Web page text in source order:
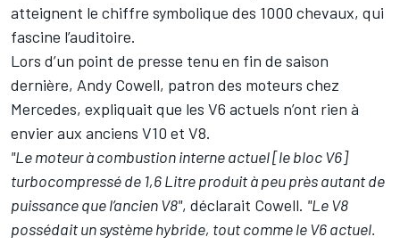
atteignent le chiffre symbolique des 1000 chevaux, qui
fascine l’auditoire.
Lors d’un point de presse tenu en fin de saison
dernière, Andy Cowell, patron des moteurs chez
Mercedes, expliquait que les V6 actuels n’ont rien à
envier aux anciens V10 et V8.
"Le moteur à combustion interne actuel [le bloc V6]
turbocompressé de 1,6 Litre produit à peu près autant de
puissance que l’ancien V8", déclarait Cowell. "Le V8
possédait un système hybride, tout comme le V6 actuel.